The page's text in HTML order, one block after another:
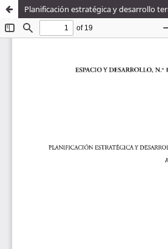
Planificación estratégica y desarrollo